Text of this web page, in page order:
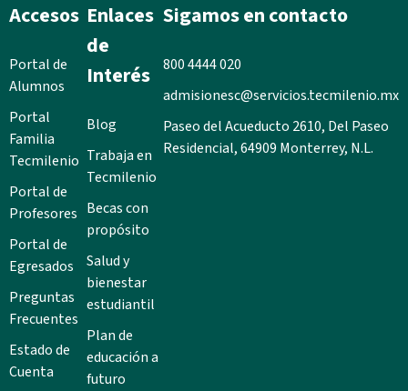
Accesos
Portal de
Alumnos
Portal
Familia
Tecmilenio
Portal de
Profesores
Portal de
Egresados
Preguntas
Frecuentes
Estado de
Cuenta
Enlaces
de
Interés
Blog
Trabaja en
Tecmilenio
Becas con
propósito
Salud y
bienestar
estudiantil
Plan de
educación a
futuro
Sigamos en contacto
800 4444 020
admisionesc@servicios.tecmilenio.mx
Paseo del Acueducto 2610, Del Paseo
Residencial, 64909 Monterrey, N.L.